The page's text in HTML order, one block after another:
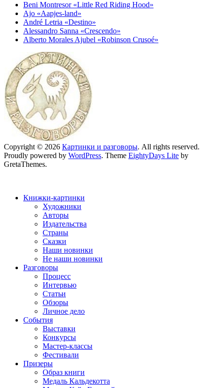
Beni Montresor «Little Red Riding Hood»
Ajo «Aapjes-land»
André Letria «Destino»
Alessandro Sanna «Crescendo»
Alberto Morales Ajubel «Robinson Crusoé»
Copyright © 2026 Картинки и разговоры. All rights reserved.
Proudly powered by WordPress. Theme EightyDays Lite by
GretaThemes.
Книжки-картинки
Художники
Авторы
Издательства
Страны
Сказки
Наши новинки
Не наши новинки
Разговоры
Процесс
Интервью
Статьи
Обзоры
Личное дело
События
Выставки
Конкурсы
Мастер-классы
Фестивали
Призеры
Образ книги
Медаль Кальдекотта